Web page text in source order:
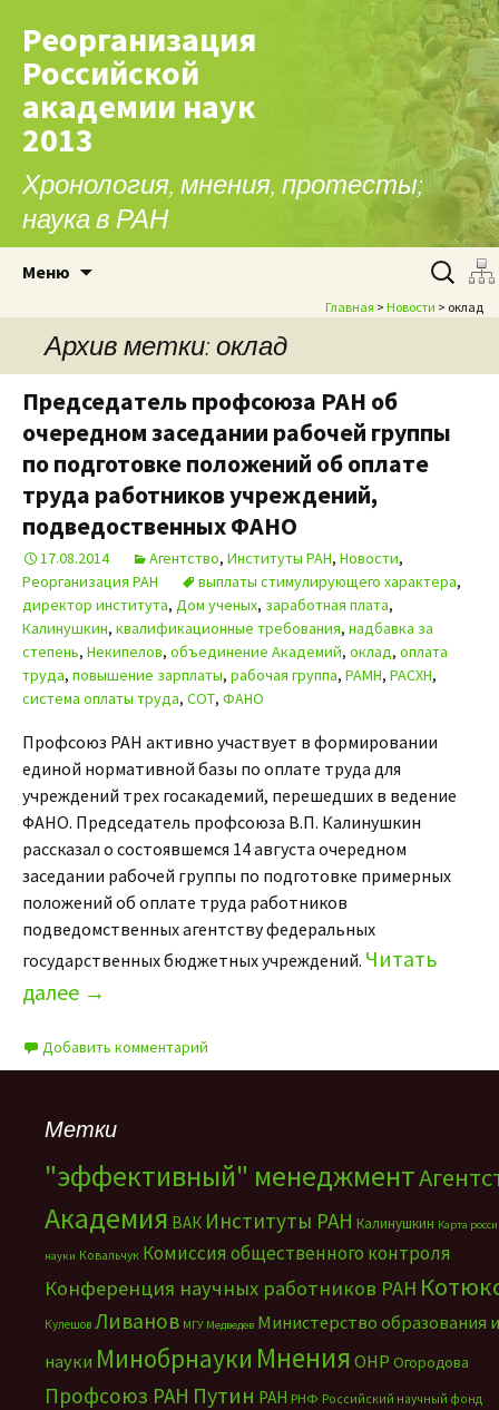
Реорганизация
Российской
академии наук
2013
Хронология, мнения, протесты;
наука в РАН
Меню Найти:
Главная > Новости > оклад
Архив метки: оклад
Председатель профсоюза РАН об
очередном заседании рабочей группы
по подготовке положений об оплате
труда работников учреждений,
подведоственных ФАНО
17.08.2014 Агентство, Институты РАН, Новости,
Реорганизация РАН
выплаты стимулирующего характера,
директор института, Дом ученых, заработная плата,
Калинушкин, квалификационные требования, надбавка за
степень, Некипелов, объединение Академий, оклад, оплата
труда, повышение зарплаты, рабочая группа, РАМН, РАСХН,
система оплаты труда, СОТ, ФАНО
Профсоюз РАН активно участвует в формировании
единой нормативной базы по оплате труда для
учреждений трех госакадемий, перешедших в ведение
ФАНО. Председатель профсоюза В.П. Калинушкин
рассказал о состоявшемся 14 августа очередном
заседании рабочей группы по подготовке примерных
положений об оплате труда работников
подведомственных агентству федеральных
государственных бюджетных учреждений. Читать
далее →
Добавить комментарий
Метки
"эффективный" менеджмент
Академия ВАК Институты РАН Калинушкин Карта
науки Ковальчук Комиссия общественного контроля
Конференция научных работников РАН
Кулешов Ливанов МГУ Медведев Министерство образования и
науки Минобрнауки Мнения ОНР Огородова
Профсоюз РАН Путин РАН РНФ Российский научный фонд